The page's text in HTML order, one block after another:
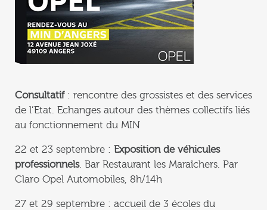
Consultatif: rencontre des grossistes et des services
de l’Etat. Echanges autour des thèmes collectifs liés
au fonctionnement du MIN
22 et 23 septembre : Exposition de véhicules
professionnels. Bar Restaurant les Maraîchers. Par
Claro Opel Automobiles, 8h/14h
27 et 29 septembre : accueil de 3 écoles du